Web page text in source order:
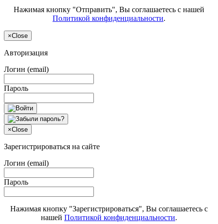
Нажимая кнопку "Отправить", Вы соглашаетесь с нашей
Политикой конфиденциальности.
×Close
Авторизация
Логин (email)
Пароль
×Close
Зарегистрироваться на сайте
Логин (email)
Пароль
Нажимая кнопку "Зарегистрироваться", Вы соглашаетесь с
нашей Политикой конфиденциальности.